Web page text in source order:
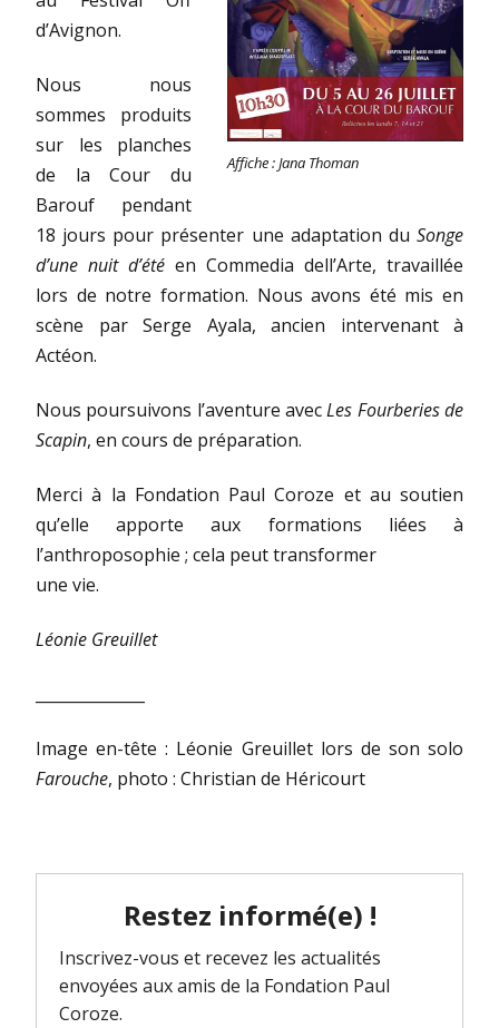
Affiche : Jana Thoman
d’Avignon.
Nous nous
sommes produits
sur les planches
de la Cour du
Barouf pendant
18 jours pour présenter une adaptation du Songe
d’une nuit d’été en Commedia dell’Arte, travaillée
lors de notre formation. Nous avons été mis en
scène par Serge Ayala, ancien intervenant à
Actéon.
Nous poursuivons l’aventure avecLes Fourberies de
Scapin, en cours de préparation.
Merci à la Fondation Paul Coroze et au soutien
qu’elle apporte aux formations liées à
l’anthroposophie ; cela peut transformer
une vie.
Léonie Greuillet
Image en-tête : Léonie Greuillet lors de son solo
Farouche, photo : Christian de Héricourt